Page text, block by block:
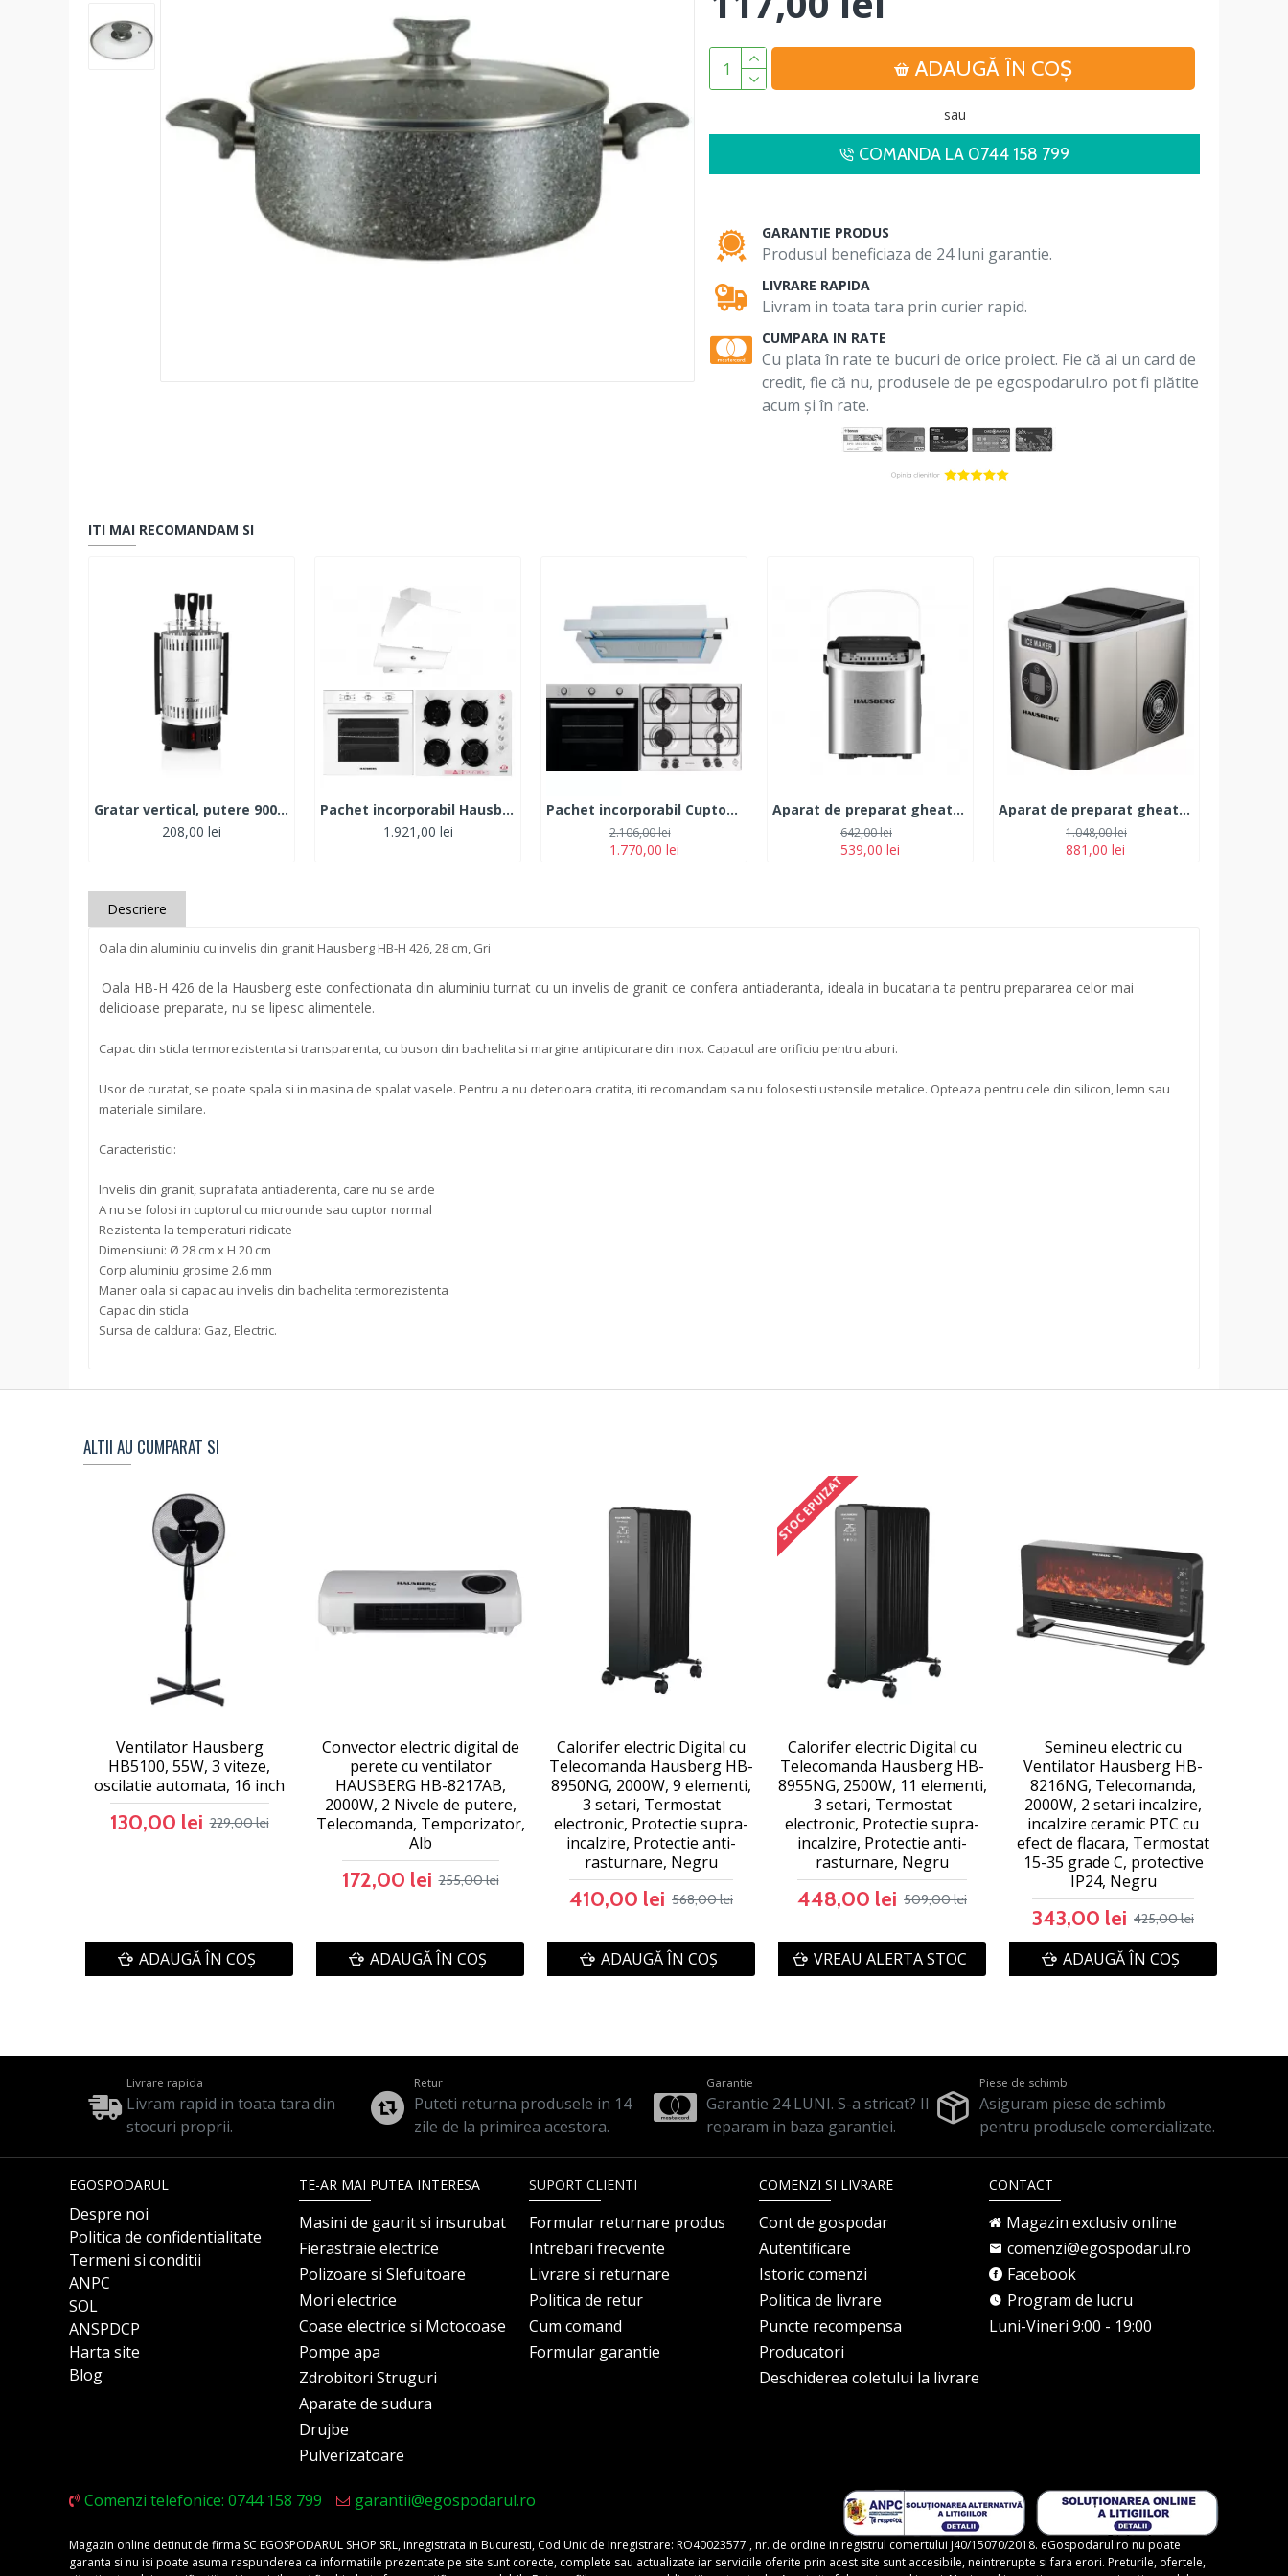
ADAUGĂ ÎN COŞ
sau
COMANDA LA 0744 158 799
GARANTIE PRODUS
Produsul beneficiaza de 24 luni garantie.
LIVRARE RAPIDA
Livram in toata tara prin curier rapid.
CUMPARA IN RATE
Cu plata în rate te bucuri de orice proiect. Fie că ai un card de
credit, fie că nu, produsele de pe egospodarul.ro pot fi plătite
acum și în rate.
ITI MAI RECOMANDAM SI
Gratar vertical, putere 900W, rotatie automata, 5 bete pentru frigarui, argintiu / ZLN 5565
208,00 lei
Pachet incorporabil Hausberg HB-8053AB, Electric, Putere 2225 W, 71 l, 6 Functii, Ventilatie, Timer, Clasa A, Plita HB-563AB, Gaz, 4 arzatoare, Hota decorativa HB-2285AB, 60 cm, Filtru aluminiu, Alb
1.921,00 lei
Pachet incorporabil Cuptor electric Hausberg HB-8053IN, Clasa A, 71L, 2225W, Negru/Inox, Plita Incorporabila HB-555, 4 arzatoare, Gaz, Inox, Hota incorporabila telescopica HB-1280, Putere de absorbtie 280 m3/h, 1 motor, 60 cm, Alb
1.770,00 lei
2.106,00 lei
Aparat de preparat gheata HAUSBERG , capacitate vas apa 1.2 litri, productie cuburi gheata 12-15 kg / 24 ore, capacitate de stocare 0.6 kg, 9 cuburi/6-9 min, argintiu
539,00 lei
642,00 lei
Aparat de preparat gheata HAUSBERG, capacitate vas apa 2.2 litri, productie cuburi gheata 12 kg / 24 ore, capacitate de stocare 0.8 kg, posibilitate selectare dimensiune cuburi, argintiu
881,00 lei
1.048,00 lei
Descriere
Oala din aluminiu cu invelis din granit Hausberg HB-H 426, 28 cm, Gri
Oala HB-H 426 de la Hausberg este confectionata din aluminiu turnat cu un invelis de granit ce confera antiaderanta, ideala in bucataria ta pentru prepararea celor mai
delicioase preparate, nu se lipesc alimentele.
Capac din sticla termorezistenta si transparenta, cu buson din bachelita si margine antipicurare din inox. Capacul are orificiu pentru aburi.
Usor de curatat, se poate spala si in masina de spalat vasele. Pentru a nu deterioara cratita, iti recomandam sa nu folosesti ustensile metalice. Opteaza pentru cele din silicon, lemn sau
materiale similare.
Caracteristici:
Invelis din granit, suprafata antiaderenta, care nu se arde
A nu se folosi in cuptorul cu microunde sau cuptor normal
Rezistenta la temperaturi ridicate
Dimensiuni: Ø 28 cm x H 20 cm
Corp aluminiu grosime 2.6 mm
Maner oala si capac au invelis din bachelita termorezistenta
Capac din sticla
Sursa de caldura: Gaz, Electric.
ALTII AU CUMPARAT SI
Ventilator Hausberg
HB5100, 55W, 3 viteze,
oscilatie automata, 16 inch
130,00 lei 229,00 lei
ADAUGĂ ÎN COŞ
Convector electric digital de
perete cu ventilator
HAUSBERG HB-8217AB,
2000W, 2 Nivele de putere,
Telecomanda, Temporizator,
Alb
172,00 lei 255,00 lei
ADAUGĂ ÎN COŞ
Calorifer electric Digital cu
Telecomanda Hausberg HB-
8950NG, 2000W, 9 elementi,
3 setari, Termostat
electronic, Protectie supra-
incalzire, Protectie anti-
rasturnare, Negru
410,00 lei 568,00 lei
ADAUGĂ ÎN COŞ
STOC EPUIZAT
Calorifer electric Digital cu
Telecomanda Hausberg HB-
8955NG, 2500W, 11 elementi,
3 setari, Termostat
electronic, Protectie supra-
incalzire, Protectie anti-
rasturnare, Negru
448,00 lei 509,00 lei
VREAU ALERTA STOC
Semineu electric cu
Ventilator Hausberg HB-
8216NG, Telecomanda,
2000W, 2 setari incalzire,
incalzire ceramic PTC cu
efect de flacara, Termostat
15-35 grade C, protective
IP24, Negru
343,00 lei 425,00 lei
ADAUGĂ ÎN COŞ
Livrare rapida
Livram rapid in toata tara din
stocuri proprii.
Retur
Puteti returna produsele in 14
zile de la primirea acestora.
Garantie
Garantie 24 LUNI. S-a stricat? Il
reparam in baza garantiei.
Piese de schimb
Asiguram piese de schimb
pentru produsele comercializate.
EGOSPODARUL
Despre noi
Politica de confidentialitate
Termeni si conditii
ANPC
SOL
ANSPDCP
Harta site
Blog
TE-AR MAI PUTEA INTERESA
Masini de gaurit si insurubat
Fierastraie electrice
Polizoare si Slefuitoare
Mori electrice
Coase electrice si Motocoase
Pompe apa
Zdrobitori Struguri
Aparate de sudura
Drujbe
Pulverizatoare
SUPORT CLIENTI
Formular returnare produs
Intrebari frecvente
Livrare si returnare
Politica de retur
Cum comand
Formular garantie
COMENZI SI LIVRARE
Cont de gospodar
Autentificare
Istoric comenzi
Politica de livrare
Puncte recompensa
Producatori
Deschiderea coletului la livrare
CONTACT
Magazin exclusiv online
comenzi@egospodarul.ro
Facebook
Program de lucru
Luni-Vineri 9:00 - 19:00
Comenzi telefonice: 0744 158 799 garantii@egospodarul.ro
Magazin online detinut de firma SC EGOSPODARUL SHOP SRL, inregistrata in Bucuresti, Cod Unic de Inregistrare: RO40023577 , nr. de ordine in registrul comertului J40/15070/2018. eGospodarul.ro nu poate
garanta si nu isi poate asuma raspunderea ca informatiile prezentate pe site sunt corecte, complete sau actualizate iar serviciile oferite prin acest site sunt accesibile, neintrerupte si fara erori. Preturile, ofertele,